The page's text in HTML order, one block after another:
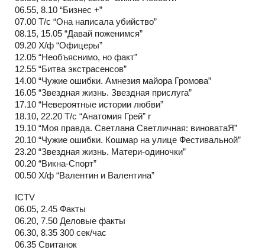
06.55, 8.10 “Бизнес +”
07.00 Т/с “Она написала убийство”
08.15, 15.05 “Давай поженимся”
09.20 Х/ф “Офицеры”
12.05 “Необъяснимо, но факт”
12.55 “Битва экстрасенсов”
14.00 “Чужие ошибки. Амнезия майора Громова”
16.05 “Звездная жизнь. Звездная прислуга”
17.10 “Невероятные истории любви”
18.10, 22.20 Т/с “Анатомия Грей” r
19.10 “Моя правда. Светлана Светличная: виноватаЯ”
20.10 “Чужие ошибки. Кошмар на улице Фестивальной”
23.20 “Звездная жизнь. Матери-одиночки”
00.20 “Викна-Спорт”
00.50 Х/ф “Валентин и Валентина”
ICTV
06.05, 2.45 Факты
06.20, 7.50 Деловые факты
06.30, 8.35 300 сек/час
06.35 Свитанок